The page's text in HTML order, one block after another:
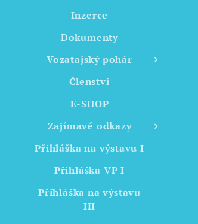
Inzerce
Dokumenty
Vozatajský pohár
Členství
E-SHOP
Zajímavé odkazy
Přihláška na výstavu I
Přihláška VP I
Přihláška na výstavu
III